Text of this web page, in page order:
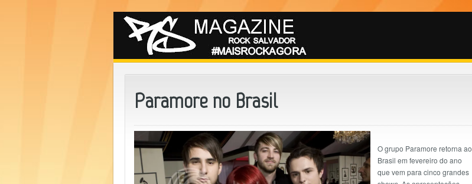
Paramore no Brasil
O grupo Paramore retorna ao
Brasil em fevereiro do ano
que vem para cinco grandes